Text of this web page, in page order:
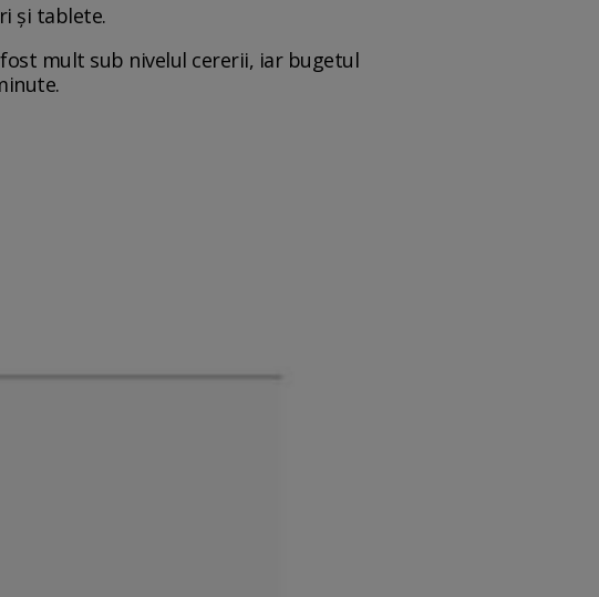
și tablete.
mult sub nivelul cererii, iar bugetul